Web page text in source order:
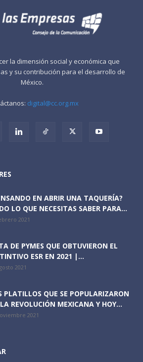
la dimensión social y económica que
y su contribución para el desarrollo de
México.
digital@cc.org.mx
EN ABRIR UNA TAQUERÍA?
LO QUE NECESITAS SABER PARA...
2021
DE PYMES QUE OBTUVIERON EL
ESR EN 2021 |...
2021
PLATILLOS QUE SE POPULARIZARON
REVOLUCIÓN MEXICANA Y HOY...
2021